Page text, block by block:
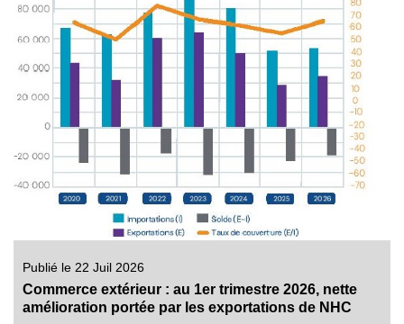
Publié le 22 Juil 2026
Commerce extérieur : au 1er trimestre 2026, nette
amélioration portée par les exportations de NHC